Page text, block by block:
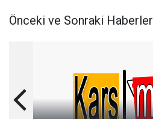
Önceki ve Sonraki Haberler